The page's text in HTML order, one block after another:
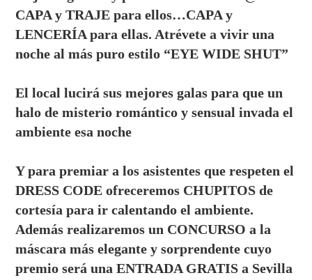
CAPA y TRAJE para ellos…CAPA y
LENCERÍA para ellas. Atrévete a vivir una
noche al más puro estilo “EYE WIDE SHUT”
El local lucirá sus mejores galas para que un
halo de misterio romántico y sensual invada el
ambiente esa noche
Y para premiar a los asistentes que respeten el
DRESS CODE ofreceremos CHUPITOS de
cortesía para ir calentando el ambiente.
Además realizaremos un CONCURSO a la
máscara más elegante y sorprendente cuyo
premio será una ENTRADA GRATIS a Sevilla